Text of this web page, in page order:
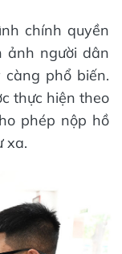
chính quyền
ảnh người dân
phổ biến.
thực hiện theo
phép nộp hồ
xa.